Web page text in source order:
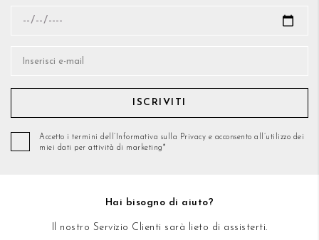
ISCRIVITI
Accetto i termini dell’Informativa sulla Privacy e acconsento all’utilizzo dei
miei dati per attività di marketing*
Hai bisogno di aiuto?
Il nostro Servizio Clienti sarà lieto di assisterti.